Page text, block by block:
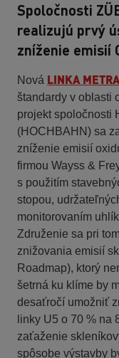
Spoločnosti
realizujú prvý
zníženie emisií
Nová LINKA
štandardy v oblasti
projekt spoločnosti
(HOCHBAHN) sa
zníženie emisií
firmou Wayss &
s použitím
stopou,
monitorovaním
Združenie sa pri
znižovania emisií
Roadmap), ktorý
šetrná ku klíme by
desaťročí umožniť
linky U5 o 70 % na
zaťaženie
spôsobe výstavby